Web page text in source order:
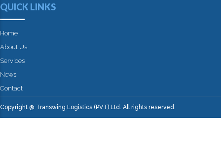
QUICK LINKS
Home
About Us
Services
News
Contact
Copyright @ Transwing Logistics (PVT) Ltd. All rights reserved.